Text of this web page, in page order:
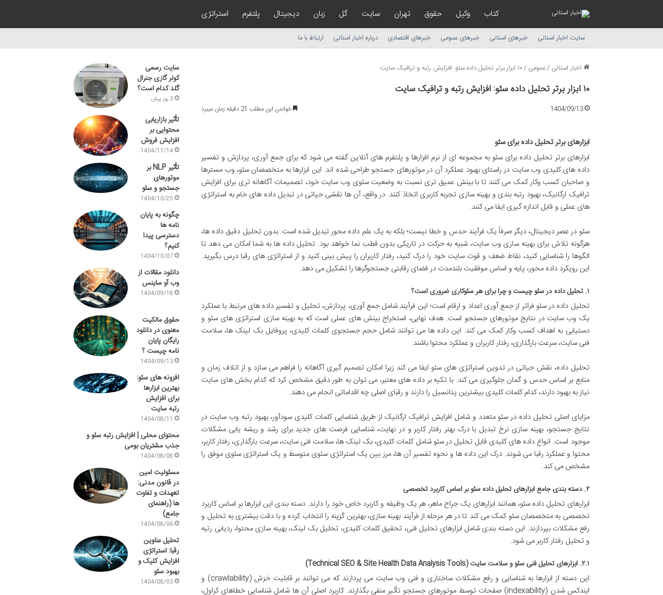
کتاب وکیل حقوق تهران سایت گل زبان دیجیتال پلتفرم استراتژی
سایت اخبار استانی خبرهای استانی خبرهای عمومی خبرهای اقتصادی درباره اخبار استانی ارتباط با ما
اخبار استانی /عمومی /۱۰ ابزار برتر تحلیل داده سئو: افزایش رتبه و ترافیک سایت
۱۰ ابزار برتر تحلیل داده سئو: افزایش رتبه و ترافیک سایت
1404/09/13 خواندن این مطلب 21 دقیقه زمان میبرد
ابزارهای برتر تحلیل داده برای سئو
ابزارهای برتر تحلیل داده برای سئو به مجموعه ای از نرم افزارها و پلتفرم های آنلاین گفته می شود که برای جمع آوری، پردازش و تفسیر
داده های کلیدی وب سایت در راستای بهبود عملکرد آن در موتورهای جستجو طراحی شده اند. این ابزارها به متخصصان سئو، وب مسترها
و صاحبان کسب وکار کمک می کنند تا با بینش عمیق تری نسبت به وضعیت سئوی وب سایت خود، تصمیمات آگاهانه تری برای افزایش
ترافیک ارگانیک، بهبود رتبه بندی و بهینه سازی تجربه کاربری اتخاذ کنند. در واقع، آن ها نقشی حیاتی در تبدیل داده های خام به استراتژی
های عملی و قابل اندازه گیری ایفا می کنند.
سئو در عصر دیجیتال، دیگر صرفاً یک فرآیند حدس و خطا نیست؛ بلکه به یک علم داده محور تبدیل شده است. بدون تحلیل دقیق داده ها،
هرگونه تلاش برای بهینه سازی وب سایت، شبیه به حرکت در تاریکی بدون قطب نما خواهد بود. تحلیل داده ها به شما امکان می دهد تا
الگوها را شناسایی کنید، نقاط ضعف و قوت سایت خود را درک کنید، رفتار کاربران را پیش بینی کنید و از استراتژی های رقبا درس بگیرید.
این رویکرد داده محور، پایه و اساس موفقیت بلندمدت در فضای رقابتی جستجوگرها را تشکیل می دهد.
۱. تحلیل داده در سئو چیست و چرا برای هر سئوکاری ضروری است؟
تحلیل داده در سئو فراتر از جمع آوری اعداد و ارقام است؛ این فرآیند شامل جمع آوری، پردازش، تحلیل و تفسیر داده های مرتبط با عملکرد
یک وب سایت در نتایج موتورهای جستجو است. هدف نهایی، استخراج بینش های عملی است که به بهینه سازی استراتژی های سئو و
دستیابی به اهداف کسب وکار کمک می کند. این داده ها می توانند شامل حجم جستجوی کلمات کلیدی، پروفایل بک لینک ها، سلامت
فنی سایت، سرعت بارگذاری، رفتار کاربران و عملکرد محتوا باشند.
تحلیل داده، نقش حیاتی در تدوین استراتژی های سئو ایفا می کند زیرا امکان تصمیم گیری آگاهانه را فراهم می سازد و از اتلاف زمان و
منابع بر اساس حدس و گمان جلوگیری می کند. با تکیه بر داده های معتبر، می توان به طور دقیق مشخص کرد که کدام بخش های سایت
نیاز به بهبود دارند، کدام کلمات کلیدی بیشترین پتانسیل را دارند و رقبای اصلی چه اقداماتی انجام می دهند.
مزایای اصلی تحلیل داده در سئو متعدد و شامل افزایش ترافیک ارگانیک از طریق شناسایی کلمات کلیدی سودآور، بهبود رتبه وب سایت در
نتایج جستجو، بهینه سازی نرخ تبدیل با درک بهتر رفتار کاربر و در نهایت، شناسایی فرصت های جدید برای رشد و ریشه یابی مشکلات
موجود است. انواع داده های کلیدی قابل تحلیل در سئو شامل کلمات کلیدی، بک لینک ها، سلامت فنی سایت، سرعت بارگذاری، رفتار کاربر،
محتوا و عملکرد رقبا می شوند. درک این داده ها و نحوه تفسیر آن ها، مرز بین یک استراتژی سئوی متوسط و یک استراتژی سئوی موفق را
مشخص می کند.
۲. دسته بندی جامع ابزارهای تحلیل داده سئو بر اساس کاربرد تخصصی
ابزارهای تحلیل داده سئو، همانند ابزارهای یک جراح ماهر، هر یک وظیفه و کاربرد خاص خود را دارند. دسته بندی این ابزارها بر اساس کاربرد
تخصصی به متخصصان سئو کمک می کند تا در هر مرحله از فرآیند بهینه سازی، بهترین گزینه را انتخاب کرده و با دقت بیشتری به تحلیل و
رفع مشکلات بپردازند. این دسته بندی شامل ابزارهای تحلیل فنی، تحقیق کلمات کلیدی، تحلیل بک لینک، بهینه سازی محتوا، ردیابی رتبه
و تحلیل رفتار کاربر می شود.
۲.۱. ابزارهای تحلیل فنی سئو و سلامت سایت (Technical SEO & Site Health Data Analysis Tools)
این دسته از ابزارها به شناسایی و رفع مشکلات ساختاری و فنی وب سایت می پردازند که می توانند بر قابلیت خزش (crawlability) و
ایندکس شدن (indexability) صفحات توسط موتورهای جستجو تأثیر منفی بگذارند. کاربرد اصلی آن ها شامل شناسایی خطاهای کراول،
سایت رسمی
کولر گازی جنرال
گلد کدام است؟
3 روز پیش
تأثیر بازاریابی
محتوایی بر
افزایش فروش
1404/11/14
تأثیر NLP بر
موتورهای
جستجو و سئو
1404/10/25
چگونه به پایان
نامه ها
دسترسی پیدا
کنیم؟
1404/10/07
دانلود مقالات از
وب آو ساینس
1404/09/18
حقوق مالکیت
معنوی در دانلود
رایگان پایان
نامه چیست ؟
1404/09/13
افزونه های سئو:
بهترین ابزارها
برای افزایش
رتبه سایت
1404/08/11
محتوای محلی | افزایش رتبه سئو و
جذب مشتریان بومی
1404/08/08
مسئولیت امین
در قانون مدنی:
تعهدات و تفاوت
ها (راهنمای
جامع)
1404/08/06
تحلیل عناوین
رقبا: استراتژی
افزایش کلیک و
بهبود سئو
1404/08/03